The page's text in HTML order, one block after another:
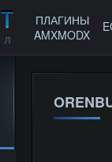
ПЛАГИНЫ
AMXMODX